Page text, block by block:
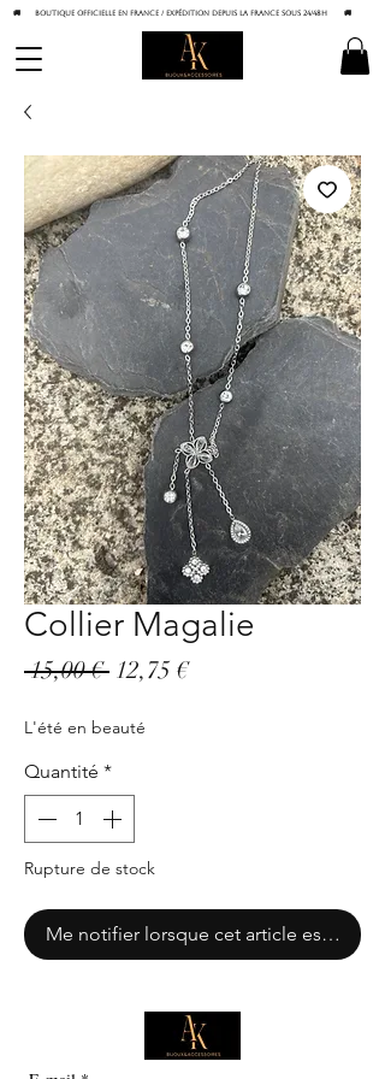
🚚 BOUTIQUE OFFICIELLE EN FRANCE / Expédition depuis la France sous 24/48h 🚚
Collier Magalie
15,00 € Prix
12,75 €Prix
L'été en beauté
Quantité *
Rupture de stock
Me notifier lorsque cet article est